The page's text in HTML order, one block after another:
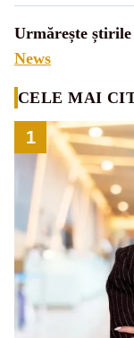
Urmărește
News
CELE MAI
1